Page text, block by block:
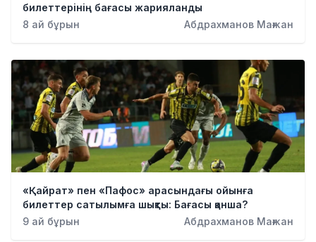
билеттерінің бағасы жарияланды
8 ай бұрын
Абдрахманов Мағжан
«Қайрат» пен «Пафос» арасындағы ойынға
билеттер сатылымға шықты: Бағасы қанша?
9 ай бұрын
Абдрахманов Мағжан